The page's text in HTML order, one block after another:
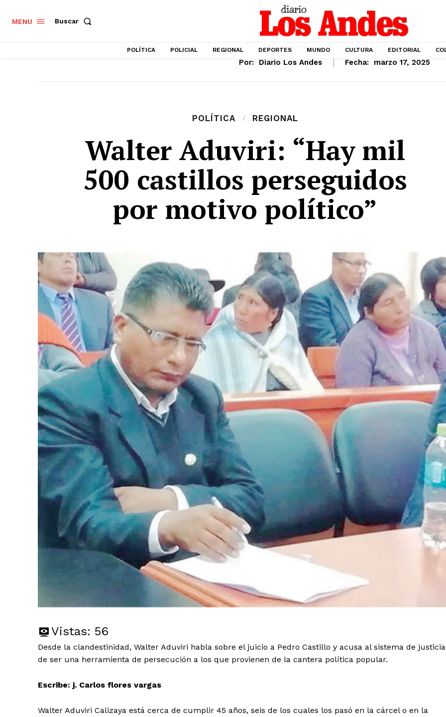
MENU Buscar
POLÍTICA POLICIAL REGIONAL DEPORTES MUNDO CULTURA EDITORIAL
Por: Diario Los Andes Fecha: marzo 17, 2025
POLÍTICA REGIONAL
Walter Aduviri: “Hay mil
500 castillos perseguidos
por motivo político”
Vistas: 56
Desde la clandestinidad, Walter Aduviri habla sobre el juicio a Pedro Castillo y acusa al sistema de justicia
de ser una herramienta de persecución a los que provienen de la cantera política popular.
Escribe: j. Carlos flores vargas
Walter Aduviri Calizaya está cerca de cumplir 45 años, seis de los cuales los pasó en la cárcel o en la